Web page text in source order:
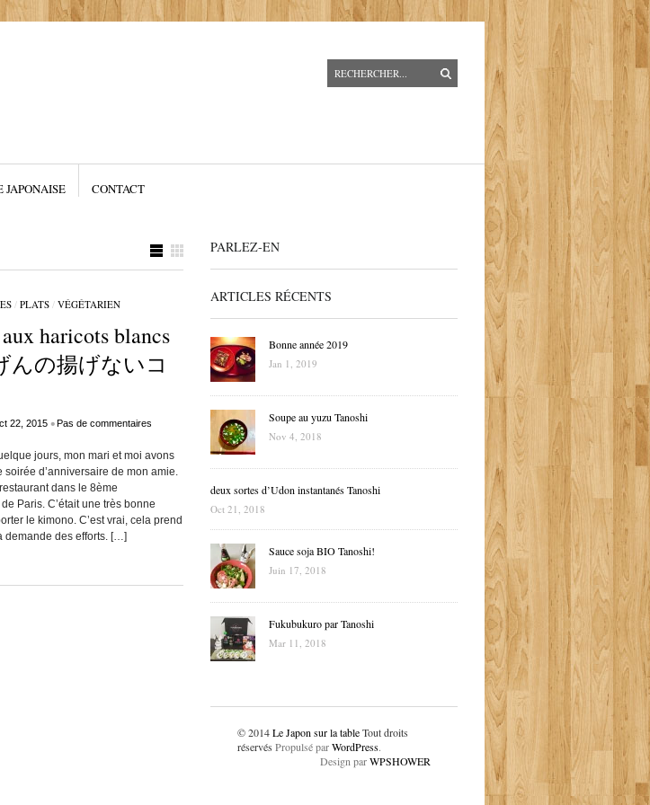
CONTACT
/ PLATS/ VÉGÉTARIEN
haricots blancs
んの揚げないコ
22, 2015 •Pas de commentaires
jours, mon mari et moi avons
soirée d’anniversaire de mon amie.
dans le 8ème
Paris. C’était une très bonne
le kimono. C’est vrai, cela prend
demande des efforts. […]
PARLEZ-EN
ARTICLES RÉCENTS
Bonne année 2019
Jan 1, 2019
Soupe au yuzu Tanoshi
Nov 4, 2018
deux sortes d’Udon instantanés Tanoshi
Oct 21, 2018
Sauce soja BIO Tanoshi!
Juin 17, 2018
Fukubukuro par Tanoshi
Mar 11, 2018
© 2014Le Japon sur la tableTout droits
réservés Propulsé parWordPress.
Design parWPSHOWER